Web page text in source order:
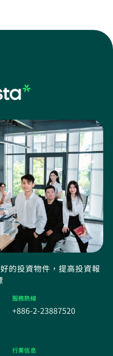
的投資物件，提高投資報
服務熱線
+886-2-23887520
行業信息